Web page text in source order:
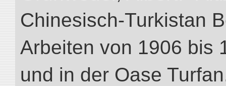
Chinesisch-Turkistan
Arbeiten von 1906 bis
und in der Oase